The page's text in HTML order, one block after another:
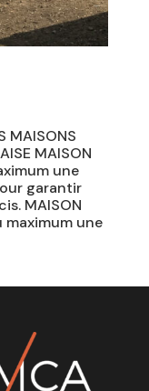
MAISONS
MAISON
une
garantir
MAISON
une